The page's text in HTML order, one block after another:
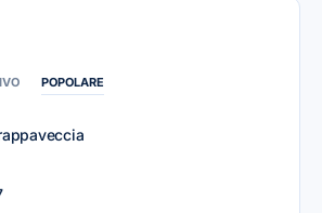
POPOLARE